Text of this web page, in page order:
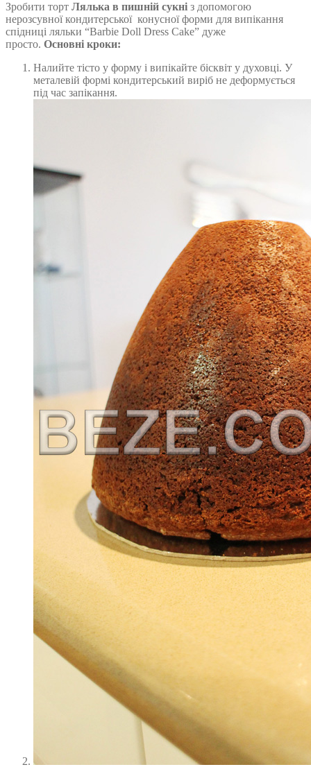
Зробити торт Лялька в пишній сукні з допомогою
нерозсувної кондитерської конусної форми для випікання
спідниці ляльки “Barbie Doll Dress Cake” дуже
просто. Основні кроки:
Налийте тісто у форму і випікайте бісквіт у духовці. У
металевій формі кондитерський виріб не деформується
під час запікання.